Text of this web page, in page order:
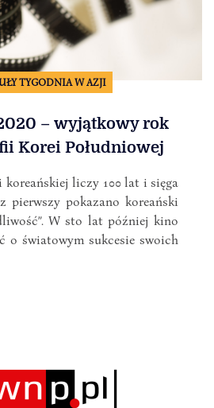
TYGODNIA W AZJI
– wyjątkowy rok
Korei Południowej
liczy 100 lat i sięga
pierwszy pokazano koreański
W sto lat później kino
o światowym sukcesie swoich